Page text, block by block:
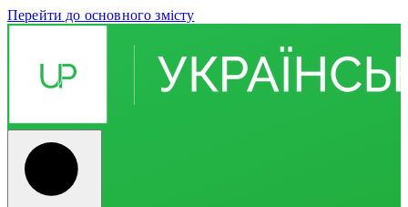
Перейти до основного змісту